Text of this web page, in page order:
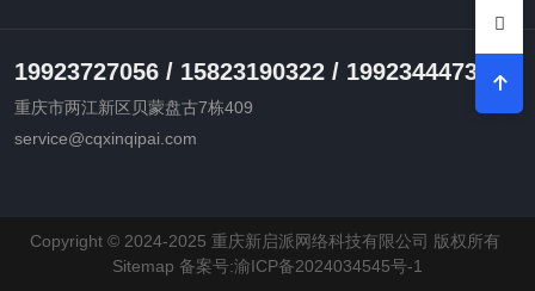
19923727056 / 15823190322 / 19923444730
重庆市两江新区贝蒙盘古7栋409
service@cqxinqipai.com
Copyright © 2024-2025 重庆新启派网络科技有限公司 版权所有
Sitemap 备案号:渝ICP备2024034545号-1